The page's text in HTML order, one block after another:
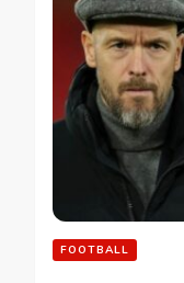
FOOTBALL